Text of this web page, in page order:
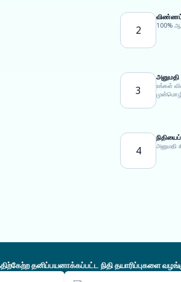
2 100%
3
உங்கள்
4 அனுமதி
தனிப்பயனாக்கப்பட்ட நிதி தயாரிப்புகளை